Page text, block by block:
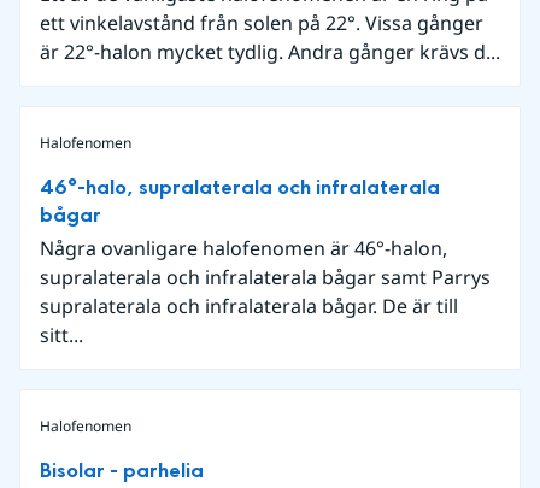
ett vinkelavstånd från solen på 22°. Vissa gånger
är 22°-halon mycket tydlig. Andra gånger krävs d...
Halofenomen
46°-halo, supralaterala och infralaterala
bågar
Några ovanligare halofenomen är 46°-halon,
supralaterala och infralaterala bågar samt Parrys
supralaterala och infralaterala bågar. De är till
sitt...
Halofenomen
Bisolar - parhelia